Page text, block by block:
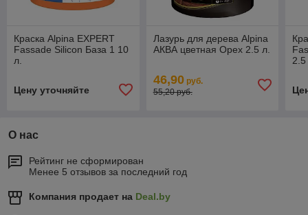
Краска Alpina EXPERT
Fassade Silicon База 1 10
л.
Цену уточняйте
Лазурь для дерева Alpina
АКВА цветная Орех 2.5 л.
46,90руб.
55,20 руб.
2.5
О нас
Рейтинг не сформирован
Менее 5 отзывов за последний год
Компания продает на Deal.by